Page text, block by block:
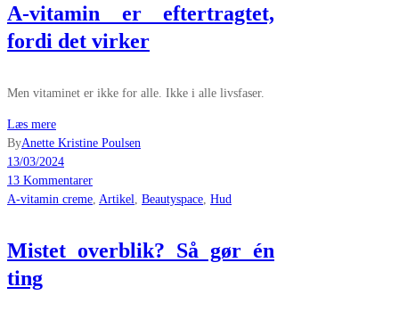
A-vitamin er eftertragtet,
fordi det virker
Men vitaminet er ikke for alle. Ikke i alle livsfaser.
Læs mere
ByAnette Kristine Poulsen
13/03/2024
13 Kommentarer
A-vitamin creme Artikel Beautyspace Hud
Mistet overblik? Så gør én
ting